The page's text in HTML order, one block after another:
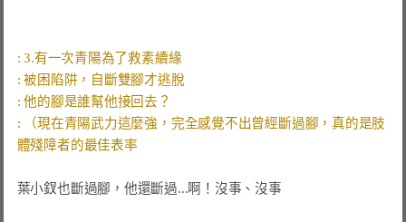
: 3.有一次青陽為了救素續緣
: （現在青陽武力這麼強，完全感覺不出曾經斷過腳，真的是肢
葉小釵也斷過腳，他還斷過...啊！沒事、沒事